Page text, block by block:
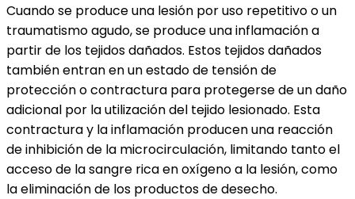
Cuando se produce una lesión por uso repetitivo o un
traumatismo agudo, se produce una inflamación a
partir de los tejidos dañados. Estos tejidos dañados
también entran en un estado de tensión de
protección o contractura para protegerse de un daño
adicional por la utilización del tejido lesionado. Esta
contractura y la inflamación producen una reacción
de inhibición de la microcirculación, limitando tanto el
acceso de la sangre rica en oxígeno a la lesión, como
la eliminación de los productos de desecho.